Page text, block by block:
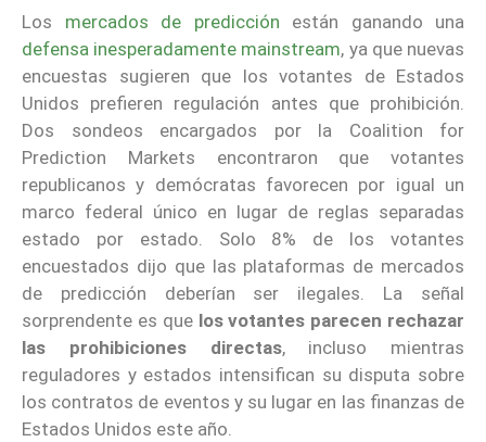
Los mercados de predicción están ganando una
defensa inesperadamente mainstream, ya que nuevas
encuestas sugieren que los votantes de Estados
Unidos prefieren regulación antes que prohibición.
Dos sondeos encargados por la Coalition for
Prediction Markets encontraron que votantes
republicanos y demócratas favorecen por igual un
marco federal único en lugar de reglas separadas
estado por estado. Solo 8% de los votantes
encuestados dijo que las plataformas de mercados
de predicción deberían ser ilegales. La señal
sorprendente es que los votantes parecen rechazar
las prohibiciones directas, incluso mientras
reguladores y estados intensifican su disputa sobre
los contratos de eventos y su lugar en las finanzas de
Estados Unidos este año.